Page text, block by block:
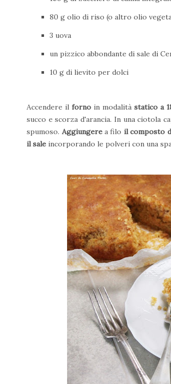
80 g olio di riso (o altro olio
3 uova
un pizzico abbondante di sale di
10 g di lievito per dolci
Accendere il forno in modalità statico a
succo e scorza d'arancia. In una ciotola
spumoso. Aggiungerea filo il composto
il sale incorporando le polveri con una